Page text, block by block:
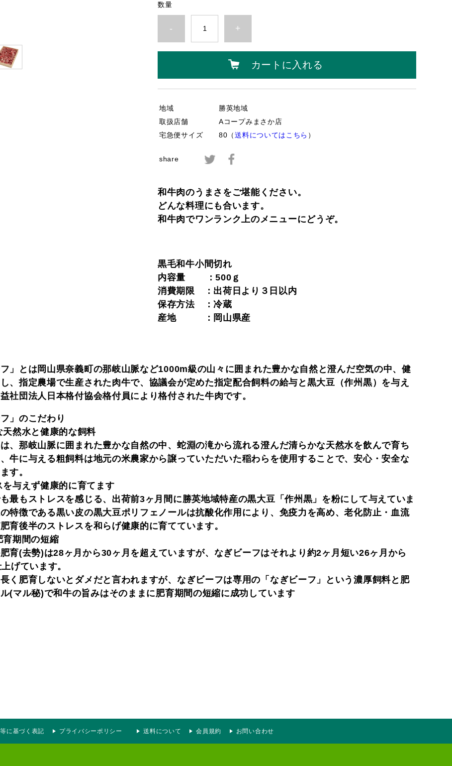
数量
- +
カートに入れる
地域
勝英地域
取扱店舗
Aコープみまさか店
宅急便サイズ
80（送料についてはこちら ）
share
和牛肉のうまさをご堪能ください。
どんな料理にも合います。
和牛肉でワンランク上のメニューにどうぞ。
黒毛和牛小間切れ
内容量 ：500ｇ
消費期限 ：出荷日より３日以内
保存方法 ：冷蔵
産地 ：岡山県産
フ」とは岡山県奈義町の那岐山脈など1000m級の山々に囲まれた豊かな自然と澄んだ空気の中、健
、指定農場で生産された肉牛で、協議会が定めた指定配合飼料の給与と黒大豆（作州黒）を与え
社団法人日本格付協会格付員により格付された牛肉です。
」のこだわり
然水と健康的な飼料
、那岐山脈に囲まれた豊かな自然の中、蛇淵の滝から流れる澄んだ清らかな天然水を飲んで育ち
牛に与える粗飼料は地元の米農家から譲っていただいた稲わらを使用することで、安心・安全な
す。
与えず健康的に育てます
最もストレスを感じる、出荷前3ヶ月間に勝英地域特産の黒大豆「作州黒」を粉にして与えていま
特徴である黒い皮の黒大豆ポリフェノールは抗酸化作用により、免疫力を高め、老化防止・血流
育後半のストレスを和らげ健康的に育てています。
期間の短縮
育(去勢)は28ヶ月から30ヶ月を超えていますが、なぎビーフはそれより約2ヶ月短い26ヶ月から
げています。
く肥育しないとダメだと言われますが、なぎビーフは専用の「なぎビーフ」という濃厚飼料と肥
(マル秘)で和牛の旨みはそのままに肥育期間の短縮に成功しています
に基づく表記 プライバシーポリシー 送料について 会員規約 お問い合わせ